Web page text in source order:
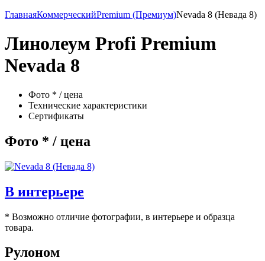
ГлавнаяКоммерческийPremium (Премиум)Nevada 8 (Невада 8)
Линолеум Profi Premium
Nevada 8
Фото * / цена
Технические характеристики
Сертификаты
Фото * / цена
В интерьере
* Возможно отличие фотографии, в интерьере и образца
товара.
Рулоном